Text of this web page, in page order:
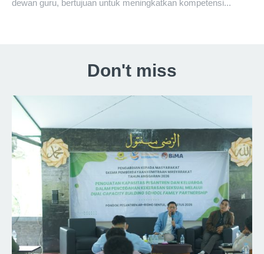
dewan guru, bertujuan untuk meningkatkan kompetensi...
Don't miss